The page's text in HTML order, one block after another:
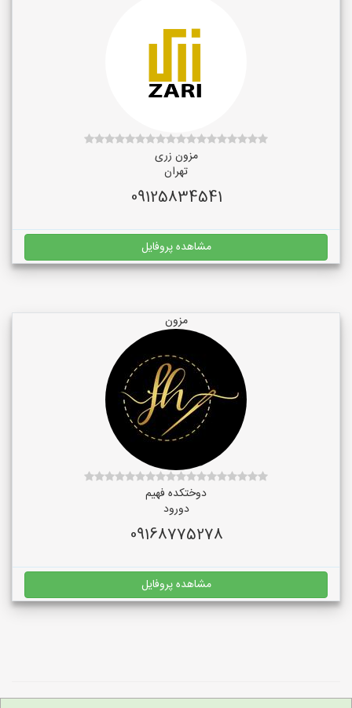
مزون زری
تهران
09125834541
مشاهده پروفایل
مزون
دوختکده فهیم
دورود
09168775278
مشاهده پروفایل